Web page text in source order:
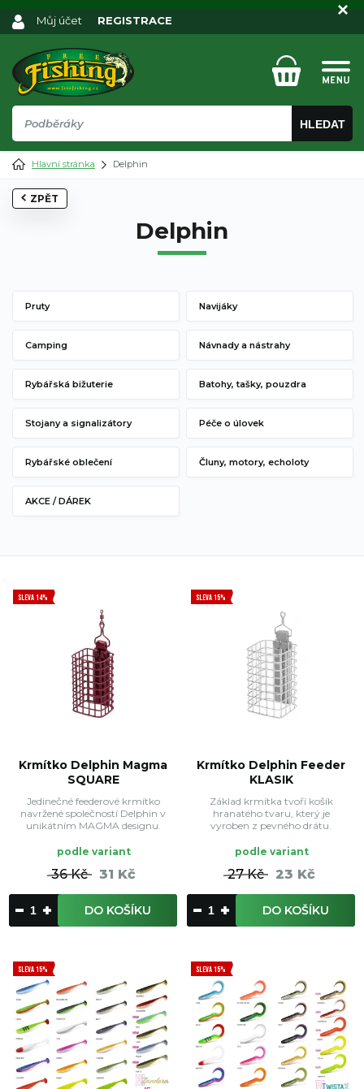
HLEDAT
Můj účet REGISTRACE
Hlavní stránka Delphin
ZPĚT
Delphin
Pruty Navijáky
Camping Návnady a nástrahy
Rybářská bižuterie Batohy, tašky, pouzdra
Stojany a signalizátory Péče o úlovek
Rybářské oblečení Čluny, motory, echoloty
AKCE / DÁREK
SLEVA 14%
Krmítko Delphin Magma
SQUARE
Jedinečné feederové krmítko
navržené společností Delphin v
unikátním MAGMA designu.
podle variant
36 Kč 31 Kč
DO KOŠÍKU
SLEVA 15%
Krmítko Delphin Feeder
KLASIK
Základ krmítka tvoří košík
hranatého tvaru, který je
vyroben z pevného drátu.
podle variant
27 Kč 23 Kč
DO KOŠÍKU
SLEVA 15% SLEVA 15%